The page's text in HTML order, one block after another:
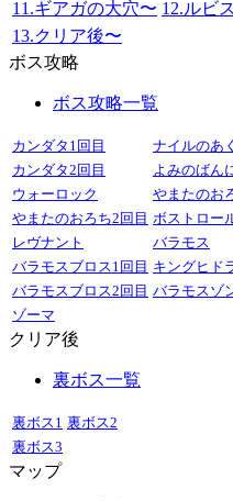
11.ギアガの大穴〜 12.ルビ
13.クリア後〜
ボス攻略
ボス攻略一覧
カンダタ1回目
ナイルのあ
カンダタ2回目
よみのばん
ウォーロック
やまたのお
やまたのおろち2回目 ボストロー
レヴナント
バラモス
バラモスブロス1回目 キングヒド
バラモスブロス2回目 バラモスゾ
ゾーマ
クリア後
裏ボス一覧
裏ボス1 裏ボス2
裏ボス3
マップ